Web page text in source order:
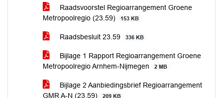
Raadsvoorstel Regioarrangement Groene
Metropoolregio (23.59)
153 KB
Raadsbesluit 23.59 336 KB
Bijlage 1 Rapport Regioarrangement Groene
Metropoolregio Arnhem-Nijmegen
2 MB
Bijlage 2 Aanbiedingsbrief Regioarrangement
GMR A-N (23.59)
209 KB